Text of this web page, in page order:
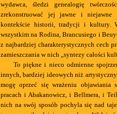
wydawca, śledzi genealogię
zrekonstruować jej jawne i niejawne
kontekście historii, tradycji i kultury.
wszystkim na Rodina, Brancusiego i
z najbardziej charakterystycznych cech
zamieszczania w nich „syntezy całości
To piękne i nieco odmienne
innych, bardziej ideowych niż
mogę oprzeć się wrażeniu objawiania
pracach i Abakanowicz, i Bellmera, i
nich na swój sposób pochyla się nad